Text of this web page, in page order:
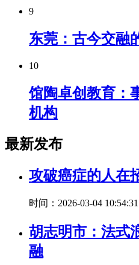
9
东莞：古今交融
10
馆陶卓创教育：
机构
最新发布
攻破癌症的人在
时间：2026-03-04 10:54:31
胡志明市：法式
融